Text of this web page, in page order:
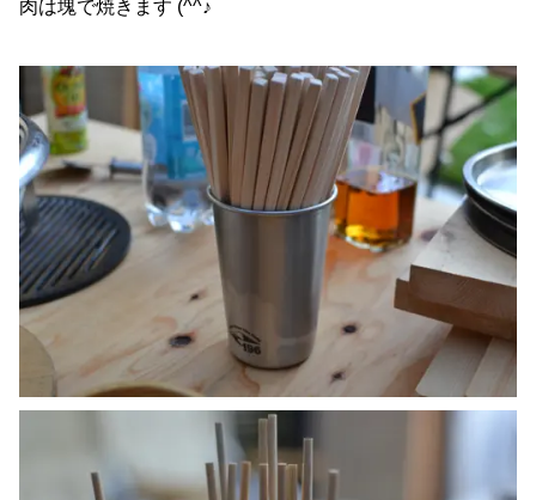
肉は塊で焼きます (^^♪